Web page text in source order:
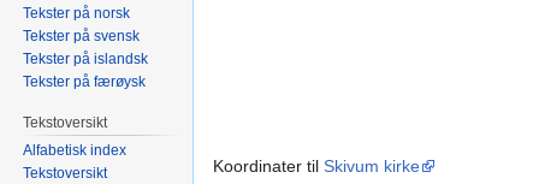
Koordinater til Skivum kirke
Tekster på norsk
Tekster på svensk
Tekster på islandsk
Tekster på færøysk
Tekstoversikt
Alfabetisk index
Tekstoversikt